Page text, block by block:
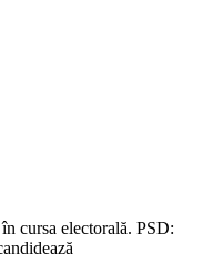
cursa electorală. PSD: